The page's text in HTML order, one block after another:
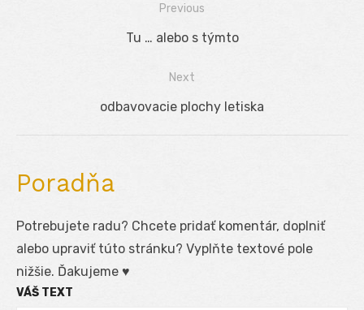
Navigácia
Previous
Previous
Tu … alebo s týmto
Next
Next
odbavovacie plochy letiska
Poradňa
Potrebujete radu? Chcete pridať komentár, doplniť
alebo upraviť túto stránku? Vyplňte textové pole
nižšie. Ďakujeme ♥
VÁŠ TEXT